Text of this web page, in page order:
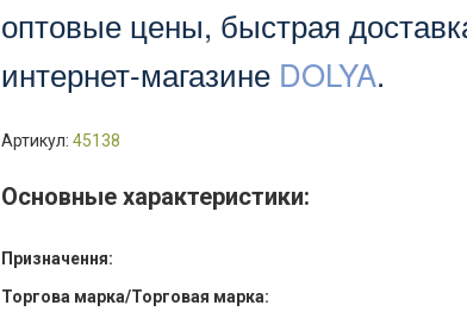
оптовые цены, быстрая
интернет-магазине DOLYA.
Артикул:45138
Основные характеристики:
Призначення:
Торгова марка/Торговая марка: